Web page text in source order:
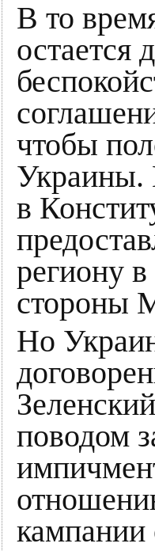
В то
остается
чтобы
Украины.
в
региону
стороны
Но
поводом
кампании